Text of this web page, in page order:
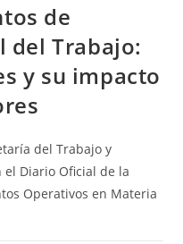
de
del Trabajo:
y su impacto
del Trabajo y
el Diario Oficial de la
Operativos en Materia